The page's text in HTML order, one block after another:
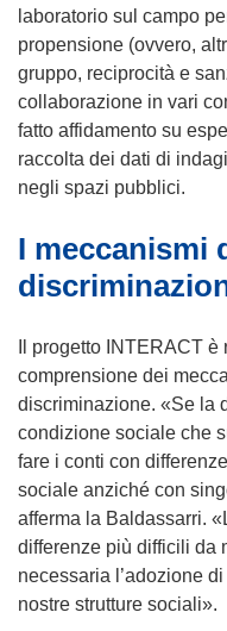
laboratorio sul campo
propensione (ovvero,
gruppo, reciprocità e
collaborazione in vari
fatto affidamento su
raccolta dei dati di
negli spazi pubblici.
I meccanismi
Il progetto INTERACT
comprensione dei
discriminazione. «Se la
condizione sociale che
fare i conti con
sociale anziché con
afferma la Baldassarri.
differenze più difficili da
necessaria l’adozione
nostre strutture sociali».